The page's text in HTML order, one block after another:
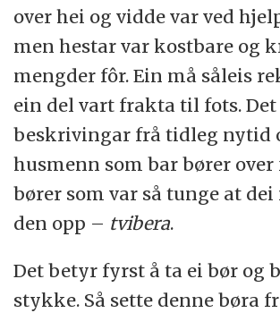
over hei og vidde var ved
men hestar var kostbare og
mengder fôr. Ein må såleis
ein del vart frakta til fots. Det
beskrivingar frå tidleg nytid
husmenn som bar bører
bører som var så tunge at
den opp – tvibera.
Det betyr fyrst å ta ei bør og
stykke. Så sette denne børa